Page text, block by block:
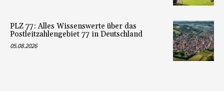
PLZ 77: Alles Wissenswerte über das
Postleitzahlengebiet 77 in Deutschland
05.08.2026